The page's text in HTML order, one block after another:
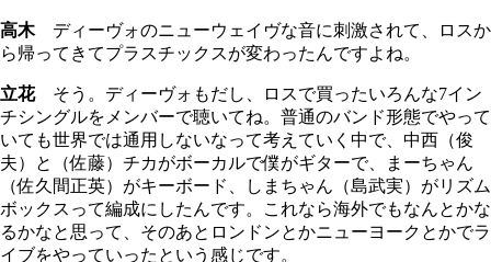
高木ディーヴォのニューウェイヴな音に刺激されて、ロスか
ら帰ってきてプラスチックスが変わったんですよね。
立花そう。ディーヴォもだし、ロスで買ったいろんな7イン
チシングルをメンバーで聴いてね。普通のバンド形態でやって
いても世界では通用しないなって考えていく中で、中西（俊
夫）と（佐藤）チカがボーカルで僕がギターで、まーちゃん
（佐久間正英）がキーボード、しまちゃん（島武実）がリズム
ボックスって編成にしたんです。これなら海外でもなんとかな
るかなと思って、そのあとロンドンとかニューヨークとかでラ
イブをやっていったという感じです。